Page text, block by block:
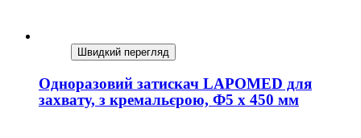
Швидкий перегляд
Одноразовий затискач LAPOMED для
захвату, з кремальєрою, Ф5 x 450 мм